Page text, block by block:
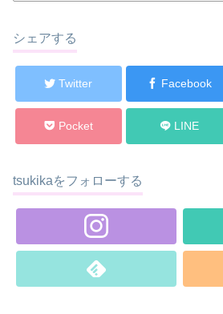
シェアする
Twitter Facebook
Pocket LINE
tsukikaをフォローする